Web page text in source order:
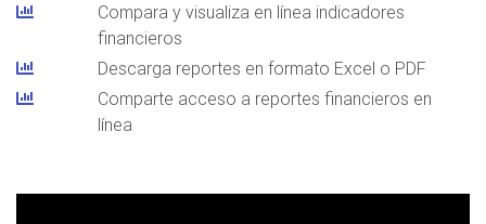
Compara y visualiza en línea indicadores
financieros
Descarga reportes en formato Excel o PDF
Comparte acceso a reportes financieros en
línea